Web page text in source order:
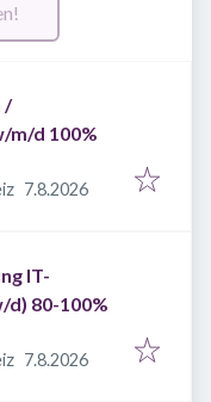
/
m/d 100%
Veröffentlicht
7.8.2026
IT-
80-100%
Veröffentlicht
7.8.2026